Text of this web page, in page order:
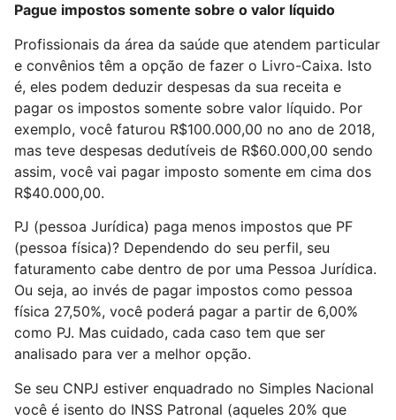
Pague impostos somente sobre o valor líquido
Profissionais da área da saúde que atendem particular
e convênios têm a opção de fazer o Livro-Caixa. Isto
é, eles podem deduzir despesas da sua receita e
pagar os impostos somente sobre valor líquido. Por
exemplo, você faturou R$100.000,00 no ano de 2018,
mas teve despesas dedutíveis de R$60.000,00 sendo
assim, você vai pagar imposto somente em cima dos
R$40.000,00.
PJ (pessoa Jurídica) paga menos impostos que PF
(pessoa física)? Dependendo do seu perfil, seu
faturamento cabe dentro de por uma Pessoa Jurídica.
Ou seja, ao invés de pagar impostos como pessoa
física 27,50%, você poderá pagar a partir de 6,00%
como PJ. Mas cuidado, cada caso tem que ser
analisado para ver a melhor opção.
Se seu CNPJ estiver enquadrado no Simples Nacional
você é isento do INSS Patronal (aqueles 20% que